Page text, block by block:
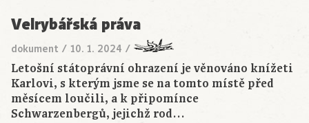
Velrybářská práva
dokument / 10. 1. 2024 /
Letošní státoprávní ohrazení je věnováno knížeti
Karlovi, s kterým jsme se na tomto místě před
měsícem loučili, a k připomínce
Schwarzenbergů, jejichž rod…